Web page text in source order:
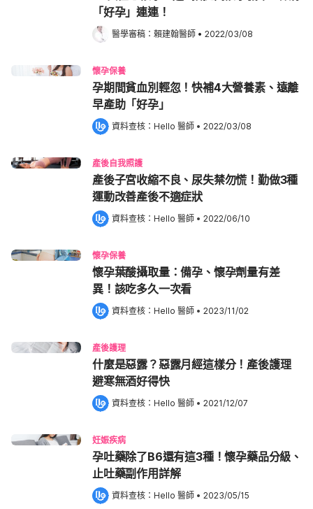
「好孕」連連！
醫學審稿： 賴建翰醫師 • 2022/03/08
懷孕保養
孕期間貧血別輕忽！快補4大營養素、遠離
早產助「好孕」
資料查核： Hello 醫師 • 2022/03/08
產後自我照護
產後子宮收縮不良、尿失禁勿慌！勤做3種
運動改善產後不適症狀
資料查核： Hello 醫師 • 2022/06/10
懷孕保養
懷孕葉酸攝取量：備孕、懷孕劑量有差
異！該吃多久一次看
資料查核： Hello 醫師 • 2023/11/02
產後護理
什麼是惡露？惡露月經這樣分！產後護理
避寒無酒好得快
資料查核： Hello 醫師 • 2021/12/07
妊娠疾病
孕吐藥除了B6還有這3種！懷孕藥品分級、
止吐藥副作用詳解
資料查核： Hello 醫師 • 2023/05/15